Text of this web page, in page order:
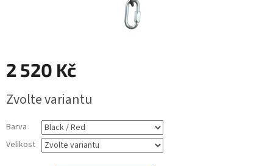
2 520 Kč
cena:
Zvolte variantu
Barva
Velikost